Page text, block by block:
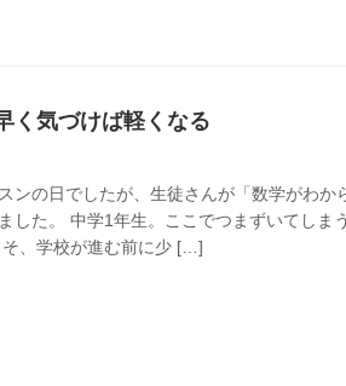
く気づけば軽くなる
ンの日でしたが、生徒さんが「数学がわか
した。 中学1年生。ここでつまずいてしま
そ、学校が進む前に少 […]